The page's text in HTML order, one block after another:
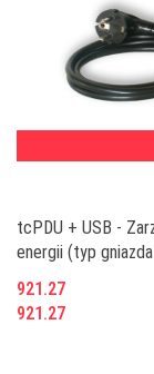
tcPDU + USB -
energii (typ
921.27
921.27